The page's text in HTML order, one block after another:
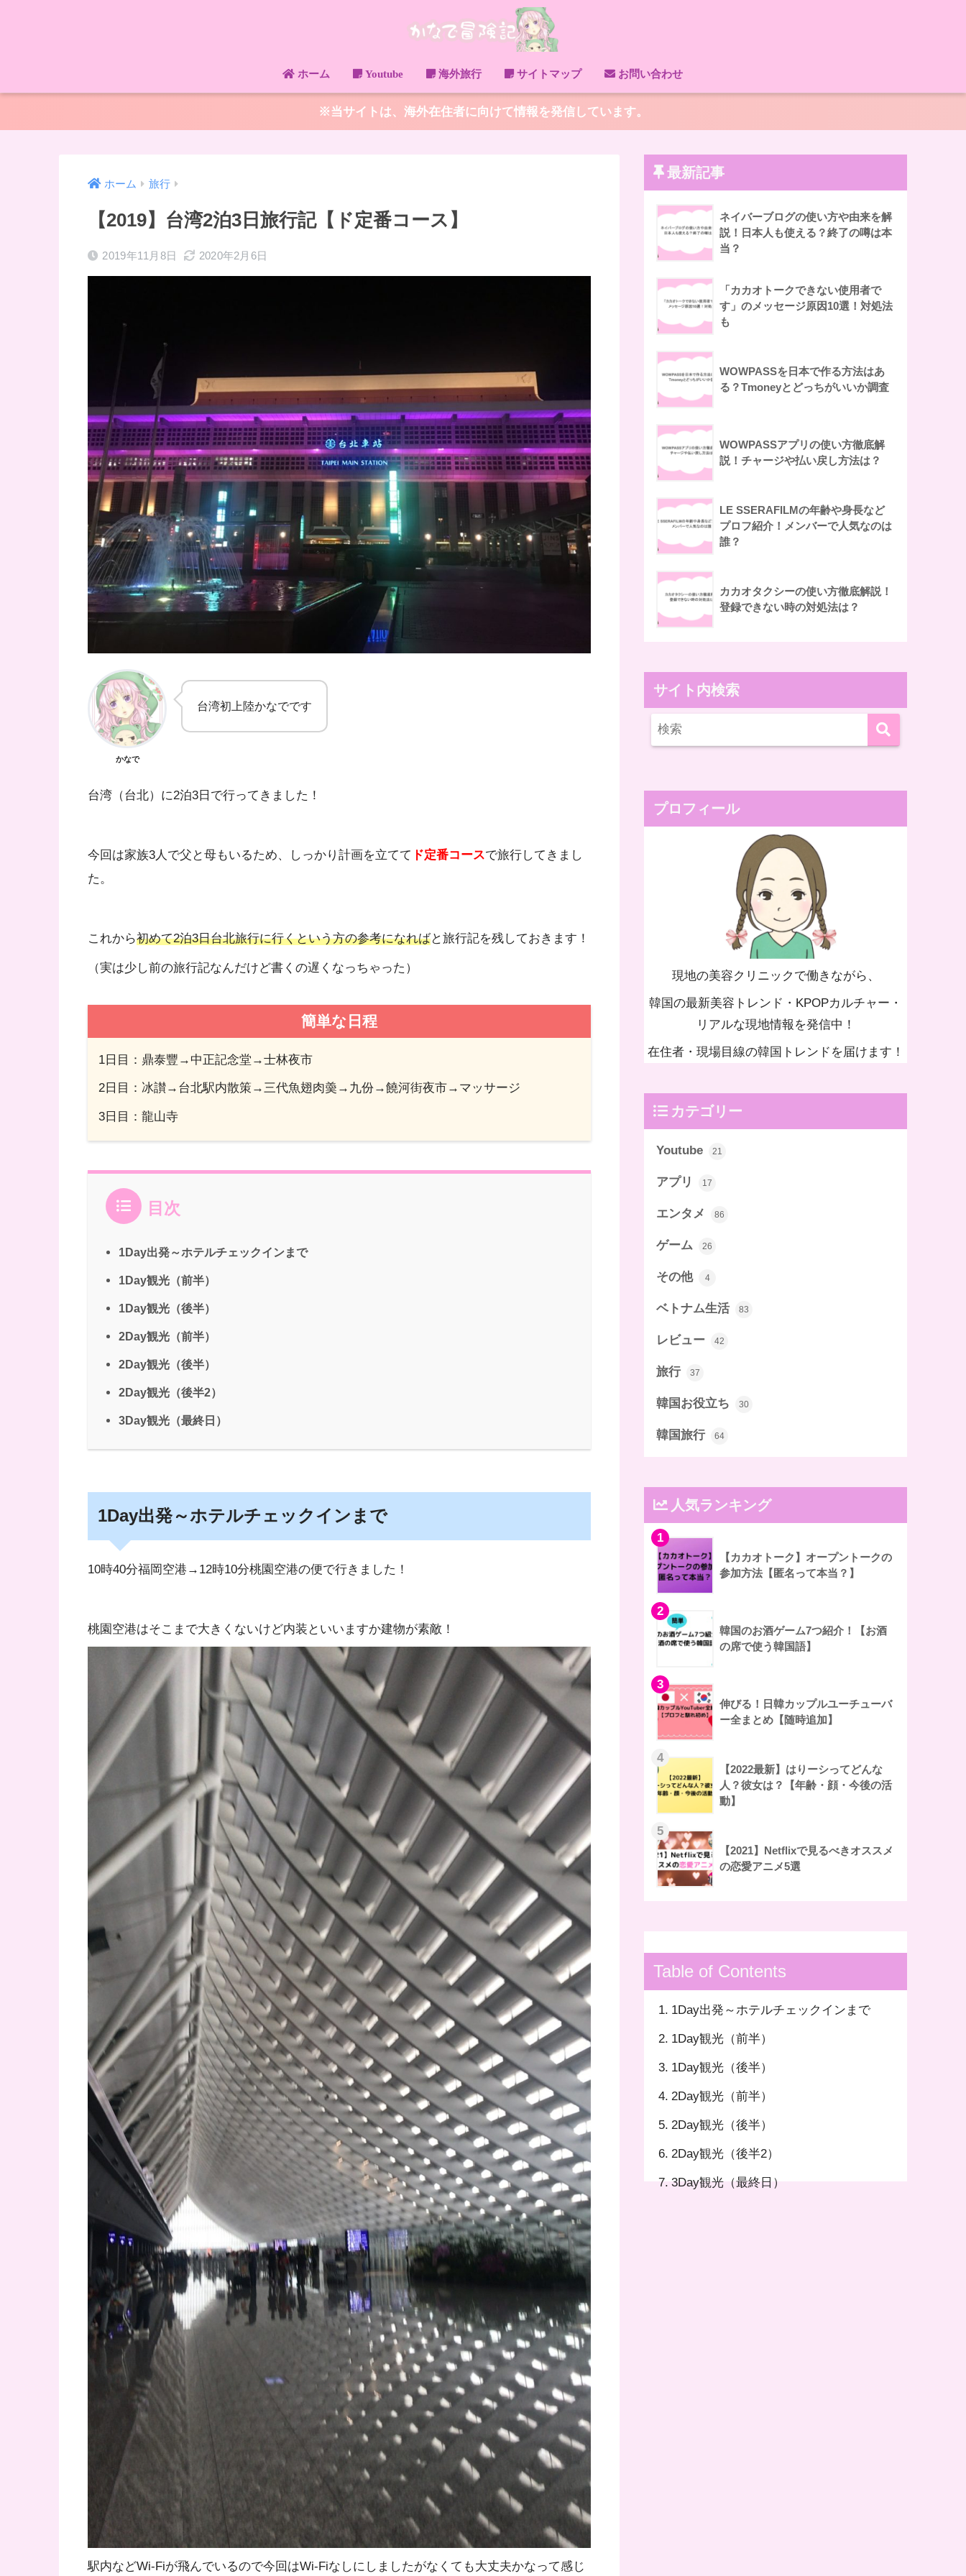
ホーム Youtube 海外旅行 サイトマップ お問い合わせ
※当サイトは、海外在住者に向けて情報を発信しています。
ホーム 旅行
【2019】台湾2泊3日旅行記【ド定番コース】
2019年11月8日 2020年2月6日
かなで
台湾初上陸かなでです
台湾（台北）に2泊3日で行ってきました！
今回は家族3人で父と母もいるため、しっかり計画を立てて ド定番コースで旅行してきまし
た。
これから初めて2泊3日台北旅行に行くという方の参考になればと旅行記を残しておきます！
（実は少し前の旅行記なんだけど書くの遅くなっちゃった）
簡単な日程
1日目：鼎泰豐→中正記念堂→士林夜市
2日目：冰讃→台北駅内散策→三代魚翅肉羮→九份→饒河街夜市→マッサージ
3日目：龍山寺
目次
1Day出発～ホテルチェックインまで
1Day観光（前半）
1Day観光（後半）
2Day観光（前半）
2Day観光（後半）
2Day観光（後半2）
3Day観光（最終日）
1Day出発～ホテルチェックインまで
10時40分福岡空港→12時10分桃園空港の便で行きました！
桃園空港はそこまで大きくないけど内装といいますか建物が素敵！
駅内などWi-Fiが飛んでいるので今回はWi-Fiなしにしましたがなくても大丈夫かなって感じ
最新記事
ネイバーブログの使い方や由来を解
説！日本人も使える？終了の噂は本
当？
「カカオトークできない使用者で
す」のメッセージ原因10選！対処法
も
WOWPASSを日本で作る方法はあ
る？Tmoneyとどっちがいいか調査
WOWPASSアプリの使い方徹底解
説！チャージや払い戻し方法は？
LE SSERAFILMの年齢や身長など
プロフ紹介！メンバーで人気なのは
誰？
カカオタクシーの使い方徹底解説！
登録できない時の対処法は？
サイト内検索
プロフィール
現地の美容クリニックで働きながら、
韓国の最新美容トレンド・KPOPカルチャー・
リアルな現地情報を発信中！
在住者・現場目線の韓国トレンドを届けます！
カテゴリー
Youtube 21
アプリ 17
エンタメ 86
ゲーム 26
その他 4
ベトナム生活 83
レビュー 42
旅行 37
韓国お役立ち 30
韓国旅行 64
人気ランキング
1
【カカオトーク】オープントークの
参加方法【匿名って本当？】
2
韓国のお酒ゲーム7つ紹介！【お酒
の席で使う韓国語】
3
伸びる！日韓カップルユーチューバ
ー全まとめ【随時追加】
4
【2022最新】はりーシってどんな
人？彼女は？【年齢・顔・今後の活
動】
5
【2021】Netflixで見るべきオススメ
の恋愛アニメ5選
Table of Contents
1Day出発～ホテルチェックインまで
1Day観光（前半）
1Day観光（後半）
2Day観光（前半）
2Day観光（後半）
2Day観光（後半2）
3Day観光（最終日）